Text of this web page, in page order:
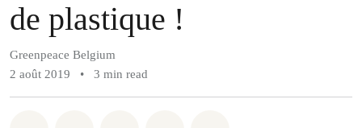
de plastique !
Greenpeace Belgium
2 août 2019
• 3 min read